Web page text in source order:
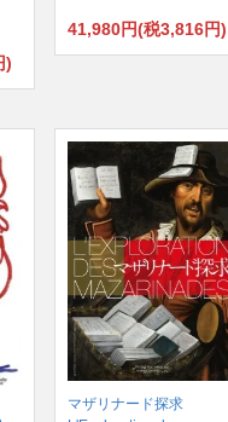
)
41,980円(税3,816円)
マザリナード探求